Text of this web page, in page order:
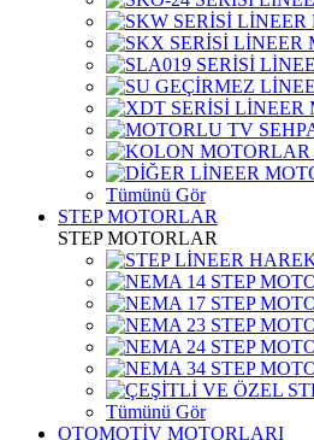
Tümünü Gör
STEP MOTORLAR
STEP MOTORLAR
Tümünü Gör
OTOMOTİV MOTORLARI